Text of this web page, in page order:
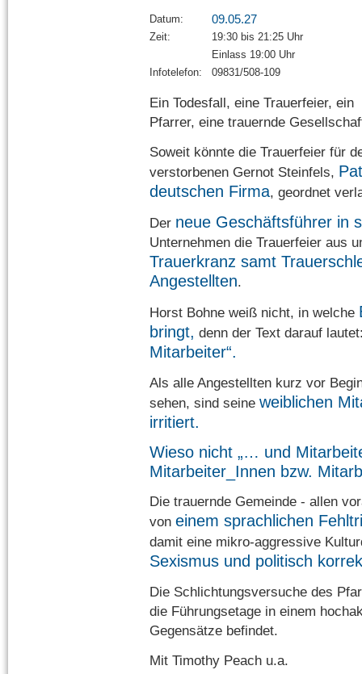
Datum: 09.05.27
Zeit:
19:30 bis 21:25 Uhr
Einlass 19:00 Uhr
Infotelefon: 09831/508-109
Ein Todesfall, eine Trauerfeier, ein
Pfarrer, eine trauernde
Soweit könnte die Trauerfeier für
verstorbenen Gernot Steinfels,
deutschen Firma, geordnet
Der neue Geschäftsführer in
Unternehmen die Trauerfeier aus
Trauerkranz samt
Angestellten.
Horst Bohne weiß nicht, in welche
bringt, denn der Text darauf
Mitarbeiter“.
Als alle Angestellten kurz vor
sehen, sind seine weiblichen
irritiert.
Wieso nicht „… und
Mitarbeiter_Innen bzw.
Die trauernde Gemeinde - allen
von einem sprachlichen
damit eine mikro-aggressive
Sexismus und politisch
Die Schlichtungsversuche des
die Führungsetage in einem
Gegensätze befindet.
Mit Timothy Peach u.a.